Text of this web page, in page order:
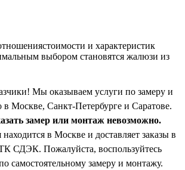
и характеристик
выбором становятся жалюзи из
Мы оказываем услуги по замеру и
в Москве, Санкт-Петербурге и Саратове.
замер или монтаж невозможно.
в Москве и доставляет заказы в
СДЭК. Пожалуйста, воспользуйтесь
самостоятельному замеру и монтажу.